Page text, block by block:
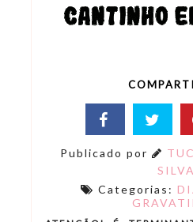
Publicado por
SILVA
Categorias: